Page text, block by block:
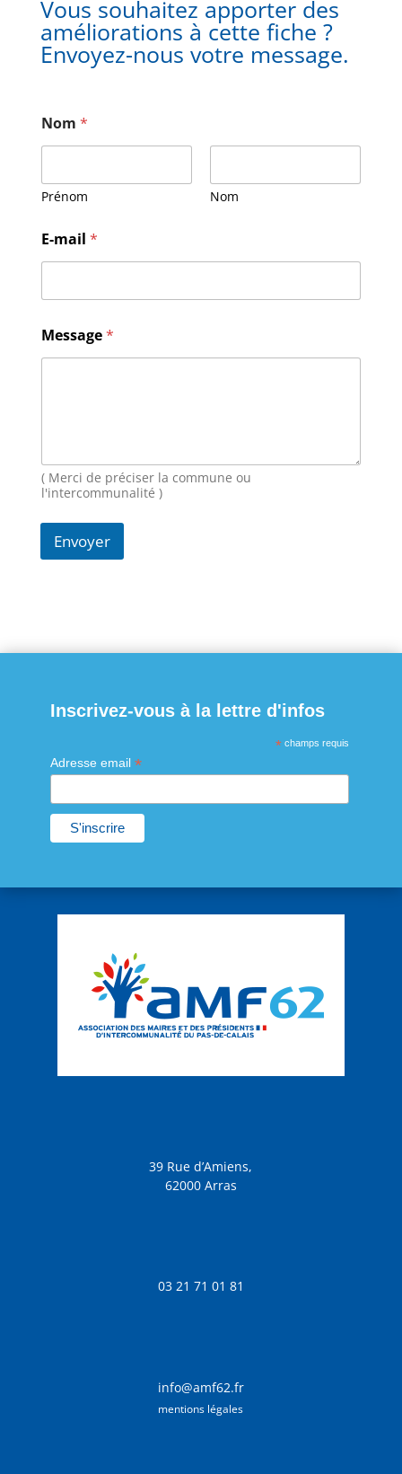
Vous souhaitez apporter des
améliorations à cette fiche ?
Envoyez-nous votre message.
Nom *
Prénom Nom
E-mail *
o
m
e
E
m
i
Message*
( Merci de préciser la commune ou
l'intercommunalité )
Envoyer
Inscrivez-vous à la lettre d'infos
* champs requis
Adresse email *
39 Rue d’Amiens,
62000 Arras
03 21 71 01 81
info@amf62.fr
mentions légales